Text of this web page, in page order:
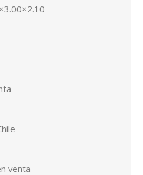
venta